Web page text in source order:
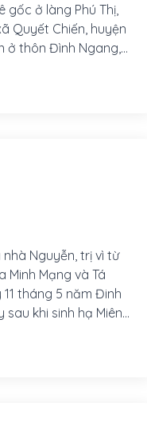
gốc ở làng Phú Thị,
Quyết Chiến, huyện
ở thôn Đình Ngang,
giáng chức, thậm
trực
Nguyễn, trị vì từ
Minh Mạng và Tá
tháng 5 năm Đinh
sau khi sinh hạ Miên